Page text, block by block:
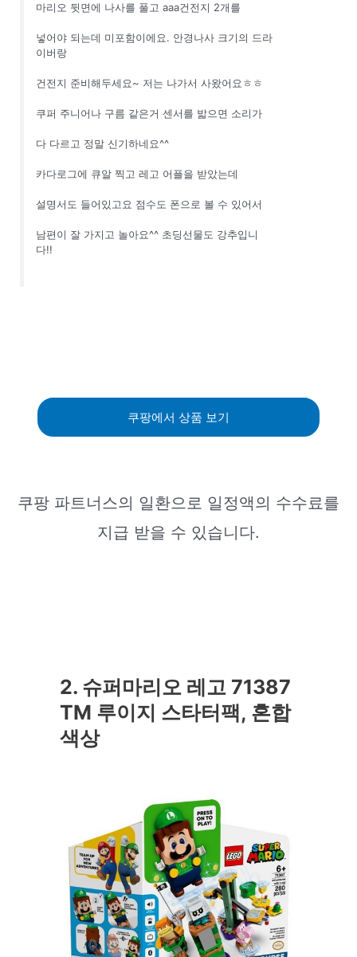
마리오 뒷면에 나사를 풀고 aaa건전지 2개를
넣어야 되는데 미포함이에요. 안경나사 크기의 드라
이버랑
건전지 준비해두세요~ 저는 나가서 사왔어요ㅎㅎ
쿠퍼 주니어나 구름 같은거 센서를 밟으면 소리가
다 다르고 정말 신기하네요^^
카다로그에 큐알 찍고 레고 어플을 받았는데
설명서도 들어있고요 점수도 폰으로 볼 수 있어서
남편이 잘 가지고 놀아요^^ 초딩선물도 강추입니
다!!
쿠팡에서 상품 보기
쿠팡 파트너스의 일환으로 일정액의 수수료를
지급 받을 수 있습니다.
2. 슈퍼마리오 레고 71387
TM 루이지 스타터팩, 혼합
색상